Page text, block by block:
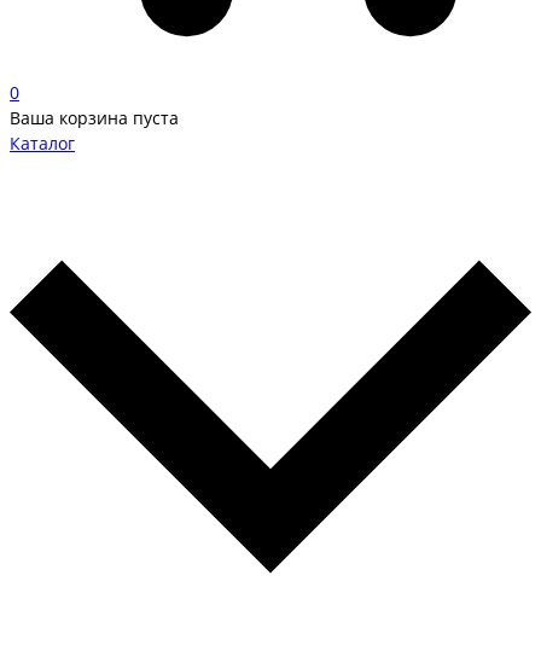
0
Ваша корзина пуста
Каталог